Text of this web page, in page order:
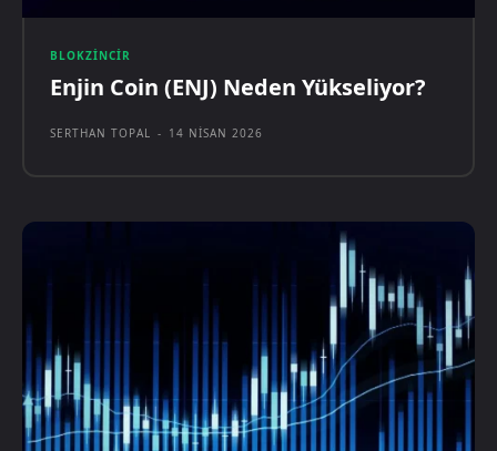
BLOKZINCIR
Enjin Coin (ENJ) Neden Yükseliyor?
SERTHAN TOPAL - 14 NISAN 2026